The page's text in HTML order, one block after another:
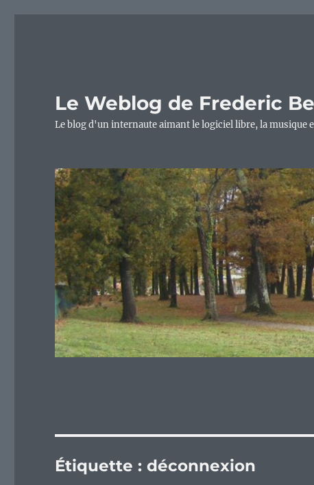
Le Weblog de Frederic
Le blog d'un internaute aimant le logiciel libre, la musique
Étiquette :déconnexion